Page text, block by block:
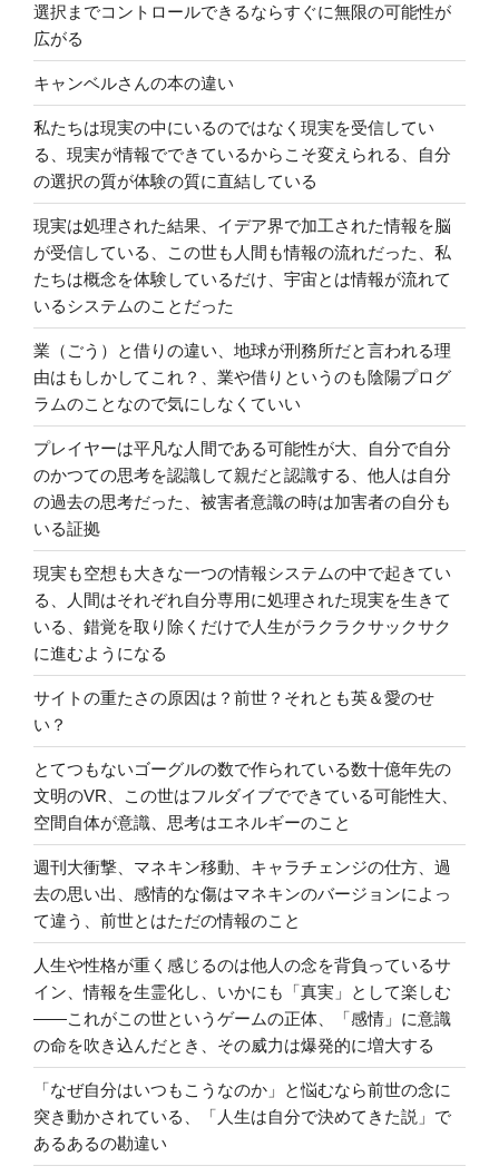
選択までコントロールできるならすぐに無限の可能性が
広がる
キャンベルさんの本の違い
私たちは現実の中にいるのではなく現実を受信してい
る、現実が情報でできているからこそ変えられる、自分
の選択の質が体験の質に直結している
現実は処理された結果、イデア界で加工された情報を脳
が受信している、この世も人間も情報の流れだった、私
たちは概念を体験しているだけ、宇宙とは情報が流れて
いるシステムのことだった
業（ごう）と借りの違い、地球が刑務所だと言われる理
由はもしかしてこれ？、業や借りというのも陰陽プログ
ラムのことなので気にしなくていい
プレイヤーは平凡な人間である可能性が大、自分で自分
のかつての思考を認識して親だと認識する、他人は自分
の過去の思考だった、被害者意識の時は加害者の自分も
いる証拠
現実も空想も大きな一つの情報システムの中で起きてい
る、人間はそれぞれ自分専用に処理された現実を生きて
いる、錯覚を取り除くだけで人生がラクラクサックサク
に進むようになる
サイトの重たさの原因は？前世？それとも英＆愛のせ
い？
とてつもないゴーグルの数で作られている数十億年先の
文明のVR、この世はフルダイブでできている可能性大、
空間自体が意識、思考はエネルギーのこと
週刊大衝撃、マネキン移動、キャラチェンジの仕方、過
去の思い出、感情的な傷はマネキンのバージョンによっ
て違う、前世とはただの情報のこと
人生や性格が重く感じるのは他人の念を背負っているサ
イン、情報を生霊化し、いかにも「真実」として楽しむ
――これがこの世というゲームの正体、「感情」に意識
の命を吹き込んだとき、その威力は爆発的に増大する
「なぜ自分はいつもこうなのか」と悩むなら前世の念に
突き動かされている、「人生は自分で決めてきた説」で
あるあるの勘違い